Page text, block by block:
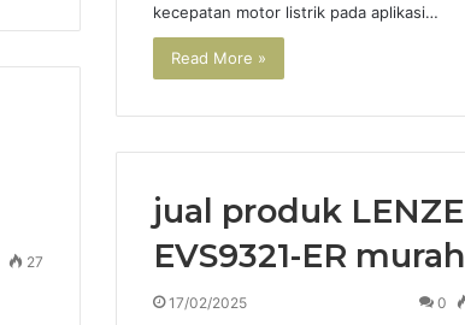
kecepatan motor listrik pada aplikasi…
Read More »
27
jual produk LENZE
EVS9321-ER murah
17/02/2025 0